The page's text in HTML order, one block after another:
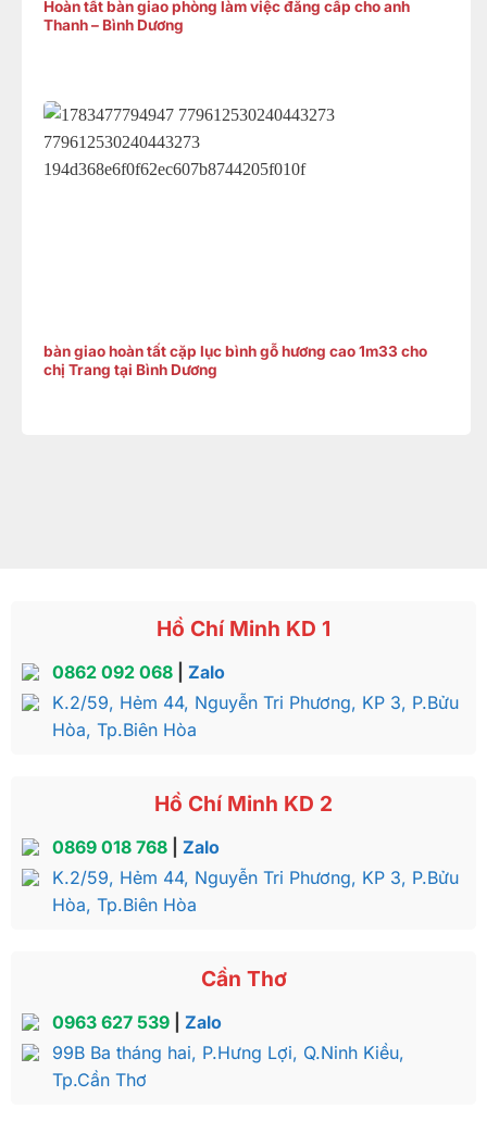
Hoàn tất bàn giao phòng làm việc đẳng cấp cho anh
Thanh – Bình Dương
bàn giao hoàn tất cặp lục bình gỗ hương cao 1m33 cho
chị Trang tại Bình Dương
Hồ Chí Minh KD 1
0862 092 068| Zalo
K.2/59, Hẻm 44, Nguyễn Tri Phương, KP 3, P.Bửu
Hòa, Tp.Biên Hòa
Hồ Chí Minh KD 2
0869 018 768| Zalo
K.2/59, Hẻm 44, Nguyễn Tri Phương, KP 3, P.Bửu
Hòa, Tp.Biên Hòa
Cần Thơ
0963 627 539| Zalo
99B Ba tháng hai, P.Hưng Lợi, Q.Ninh Kiều,
Tp.Cần Thơ